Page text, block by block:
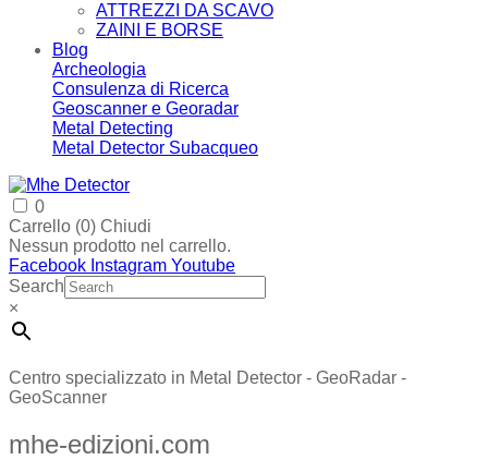
ATTREZZI DA SCAVO
ZAINI E BORSE
Blog
Archeologia
Consulenza di Ricerca
Geoscanner e Georadar
Metal Detecting
Metal Detector Subacqueo
0
Carrello (0) Chiudi
Nessun prodotto nel carrello.
Facebook Instagram Youtube
Search
×
Centro specializzato in Metal Detector - GeoRadar -
GeoScanner
mhe-edizioni.com